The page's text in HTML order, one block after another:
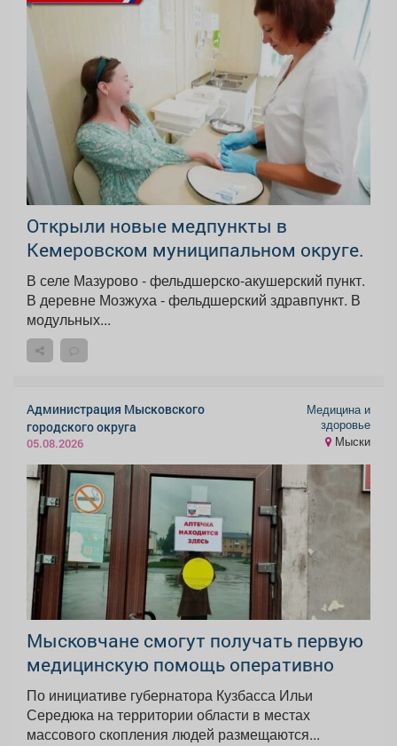
Открыли новые медпункты в
Кемеровском муниципальном округе.
В селе Мазурово - фельдшерско-акушерский пункт.
В деревне Мозжуха - фельдшерский здравпункт. В
модульных...
Администрация Мысковского
городского округа
05.08.2026
Медицина и
здоровье
Мыски
Мысковчане смогут получать первую
медицинскую помощь оперативно
По инициативе губернатора Кузбасса Ильи
Середюка на территории области в местах
массового скопления людей размещаются...